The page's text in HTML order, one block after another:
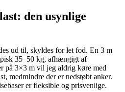
den usynlige
ud til, skyldes for let fod. En 3 m
35–50 kg, afhængigt af
på 3×3 m vil jeg aldrig køre med
medmindre der er nedstøbt anker.
er fleksible og prisvenlige.